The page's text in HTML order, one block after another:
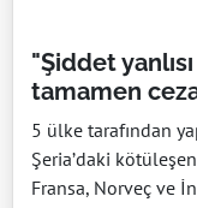
"Şiddet
tamamen
5 ülke tarafından
Şeria’daki
Fransa, Norveç ve